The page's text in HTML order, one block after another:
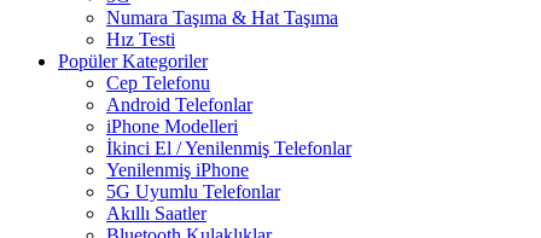
Numara Taşıma & Hat Taşıma
Hız Testi
Popüler Kategoriler
Cep Telefonu
Android Telefonlar
iPhone Modelleri
İkinci El / Yenilenmiş Telefonlar
Yenilenmiş iPhone
5G Uyumlu Telefonlar
Akıllı Saatler